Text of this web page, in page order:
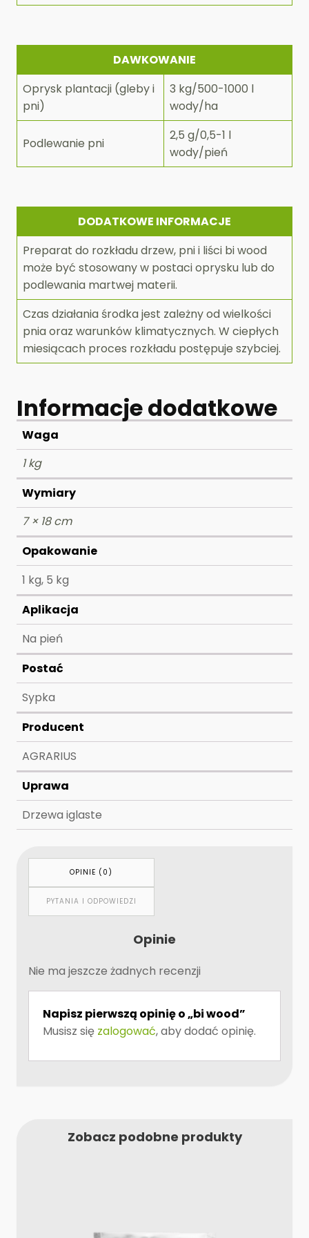
OPINIE (0)
PYTANIA I ODPOWIEDZI
Opinie
Nie ma jeszcze żadnych recenzji
Napisz pierwszą opinię o „bi wood”
Musisz się zalogować, aby dodać opinię.
Zobacz podobne produkty
DAWKOWANIE
Oprysk plantacji (gleby i
pni)
3 kg/500-1000 l
wody/ha
Podlewanie pni
2,5 g/0,5-1 l
wody/pień
DODATKOWE INFORMACJE
Preparat do rozkładu drzew, pni i liści bi wood
może być stosowany w postaci oprysku lub do
podlewania martwej materii.
Czas działania środka jest zależny od wielkości
pnia oraz warunków klimatycznych. W ciepłych
miesiącach proces rozkładu postępuje szybciej.
Informacje dodatkowe
Waga
1 kg
Wymiary
7 × 18 cm
Opakowanie
1 kg, 5 kg
Aplikacja
Na pień
Postać
Sypka
Producent
AGRARIUS
Uprawa
Drzewa iglaste